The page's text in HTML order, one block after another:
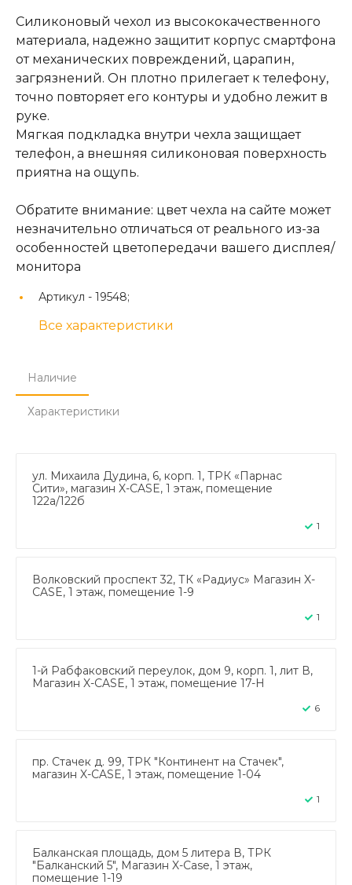
Силиконовый чехол из высококачественного
материала, надежно защитит корпус смартфона
от механических повреждений, царапин,
загрязнений. Он плотно прилегает к телефону,
точно повторяет его контуры и удобно лежит в
руке.
Мягкая подкладка внутри чехла защищает
телефон, а внешняя силиконовая поверхность
приятна на ощупь.
Обратите внимание: цвет чехла на сайте может
незначительно отличаться от реального из-за
особенностей цветопередачи вашего дисплея/
монитора
Артикул - 19548;
Все характеристики
Наличие
Характеристики
ул. Михаила Дудина, 6, корп. 1, ТРК «Парнас
Сити», магазин X-CASE, 1 этаж, помещение
122а/122б
1
Волковский проспект 32, ТК «Радиус» Магазин X-
CASE, 1 этаж, помещение 1-9
1
1-й Рабфаковский переулок, дом 9, корп. 1, лит В,
Магазин X-CASE, 1 этаж, помещение 17-Н
6
пр. Стачек д. 99, ТРК "Континент на Стачек",
магазин X-CASE, 1 этаж, помещение 1-04
1
Балканская площадь, дом 5 литера В, ТРК
"Балканский 5", Магазин X-Case, 1 этаж,
помещение 1-19